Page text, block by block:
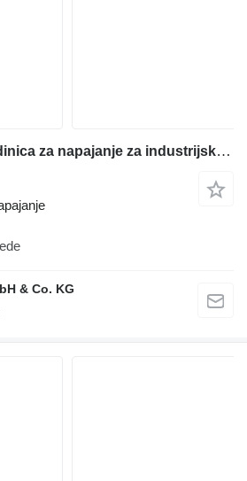
Beckhoff KL1408 jedinica za napajanje za industrijske opreme
& Co. KG